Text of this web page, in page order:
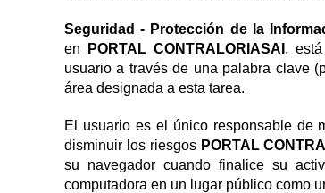
Seguridad - Protección de la
en
PORTAL CONTRALORIASAI ,
usuario a través de una palabra clave
área designada a esta tarea.
El usuario es el único responsable de
disminuir los riesgos PORTAL
su navegador cuando finalice su
computadora en un lugar público como